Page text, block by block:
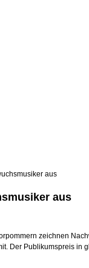
aus
aus
zeichnen
Der Publikumspreis